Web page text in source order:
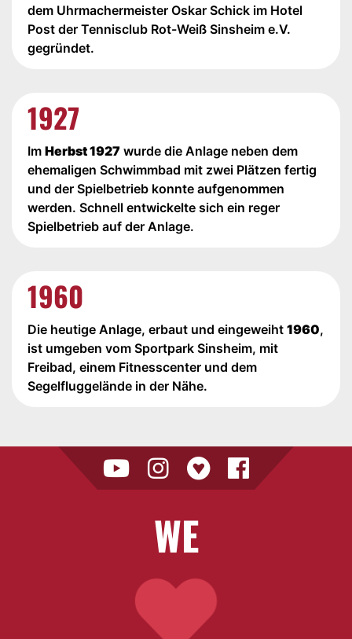
dem Uhrmachermeister Oskar Schick im Hotel
Post der Tennisclub Rot-Weiß Sinsheim e.V.
gegründet.
1927
Im Herbst 1927 wurde die Anlage neben dem
ehemaligen Schwimmbad mit zwei Plätzen fertig
und der Spielbetrieb konnte aufgenommen
werden. Schnell entwickelte sich ein reger
Spielbetrieb auf der Anlage.
1960
Die heutige Anlage, erbaut und eingeweiht 1960,
ist umgeben vom Sportpark Sinsheim, mit
Freibad, einem Fitnesscenter und dem
Segelfluggelände in der Nähe.
WE